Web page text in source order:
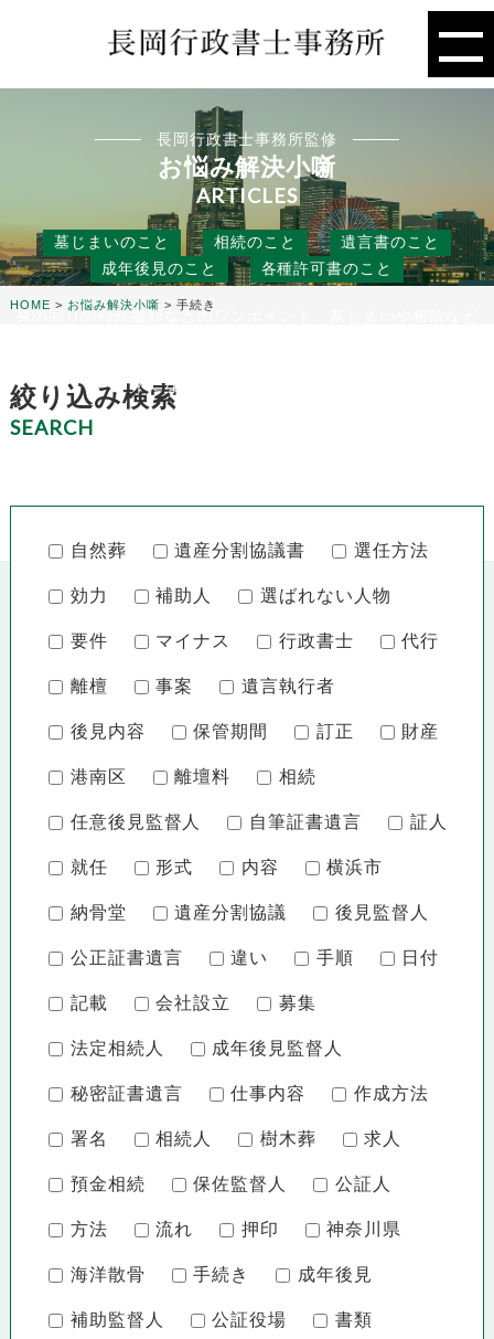
長岡行政書士事務所監修
お悩み解決小噺
ARTICLES
墓じまいのこと 相続のこと
遺言書のこと
成年後見のこと
各種許可書のこと
身の回りの行政書類などのワンポイント、墓じまいや相続など
ネになる小噺をお届けします。
HOME > お悩み解決小噺 > 手続き
絞り込み検索
SEARCH
自然葬 遺産分割協議書 選任方法
効力 補助人 選ばれない人物
要件 マイナス 行政書士 代行
離檀 事案 遺言執行者
後見内容 保管期間 訂正 財産
港南区 離壇料 相続
任意後見監督人 自筆証書遺言 証人
就任 形式 内容 横浜市
納骨堂 遺産分割協議 後見監督人
公正証書遺言 違い 手順 日付
記載 会社設立 募集
法定相続人 成年後見監督人
秘密証書遺言 仕事内容 作成方法
署名 相続人 樹木葬 求人
預金相続 保佐監督人 公証人
方法 流れ 押印 神奈川県
海洋散骨 手続き 成年後見
補助監督人 公証役場 書類